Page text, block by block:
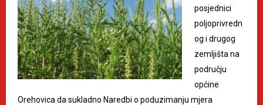
posjednici
poljoprivredn
og i drugog
zemljišta na
području
općine
Orehovica da sukladno Naredbi o poduzimanju mjera